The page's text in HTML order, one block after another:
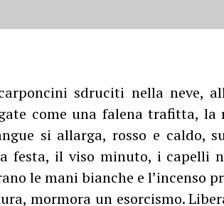
sdruciti nella neve,
come una falena trafitta, la
si allarga, rosso e caldo,
festa, il viso minuto, i capelli
le mani bianche e l’incenso
mormora un esorcismo.